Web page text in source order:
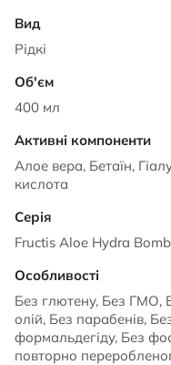
Рідкі
400 мл
Алое вера, Бетаїн,
кислота
Fructis Aloe Hydra Bomb
Без глютену, Без ГМО,
олій, Без парабенів,
формальдегіду, Без
повторно